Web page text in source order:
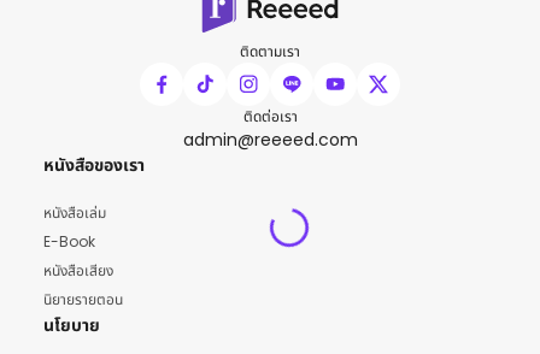
ติดตามเรา
ติดต่อเรา
admin@reeeed.com
หนังสือของเรา
หนังสือเล่ม
E-Book
หนังสือเสียง
นิยายรายตอน
นโยบาย